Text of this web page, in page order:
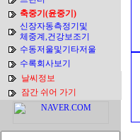
축중기(윤중기)
신장자동측정기및
체중계,건강보조기
수동저울및기타저울
수록회사보기
날씨정보
잠간 쉬어 가기